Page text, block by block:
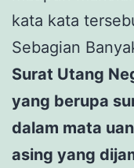
kata kata
Sebagian
Surat Utang
yang berupa
dalam mata
asing yang